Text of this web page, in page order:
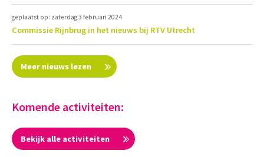
geplaatst op: zaterdag 3 februari 2024
Commissie Rijnbrug in het nieuws bij RTV Utrecht
Meer nieuws lezen
Komende activiteiten:
Bekijk alle activiteiten